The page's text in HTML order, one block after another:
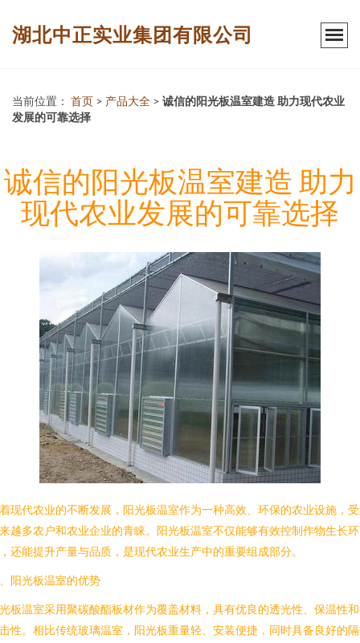
湖北中正实业集团有限公司
当前位置： 首页 > 产品大全 > 诚信的阳光板温室建造 助力现代农业
发展的可靠选择
诚信的阳光板温室建造 助力
现代农业发展的可靠选择
现代农业的不断发展，阳光板温室作为一种高效、环保的农业设施，
越多农户和农业企业的青睐。阳光板温室不仅能够有效控制作物生长环
还能提升产量与品质，是现代农业生产中的重要组成部分。
阳光板温室的优势
板温室采用聚碳酸酯板材作为覆盖材料，具有优良的透光性、保温性
性。相比传统玻璃温室，阳光板重量轻、安装便捷，同时具备良好的